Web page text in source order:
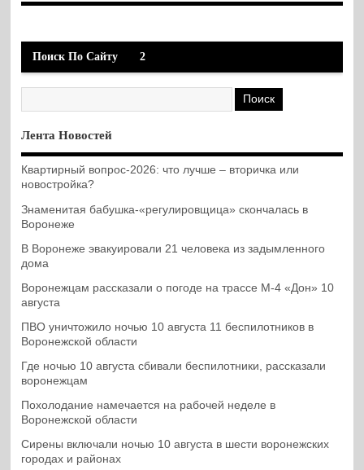
Поиск По Сайту 2
Лента Новостей
Квартирный вопрос-2026: что лучше – вторичка или
новостройка?
Знаменитая бабушка-«регулировщица» скончалась в
Воронеже
В Воронеже эвакуировали 21 человека из задымленного
дома
Воронежцам рассказали о погоде на трассе М-4 «Дон» 10
августа
ПВО уничтожило ночью 10 августа 11 беспилотников в
Воронежской области
Где ночью 10 августа сбивали беспилотники, рассказали
воронежцам
Похолодание намечается на рабочей неделе в
Воронежской области
Сирены включали ночью 10 августа в шести воронежских
городах и районах